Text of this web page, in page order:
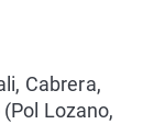
Cabrera,
Lozano,